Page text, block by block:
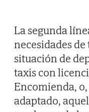
La segunda
necesidades
situación de
taxis con
Encomienda,
adaptado,